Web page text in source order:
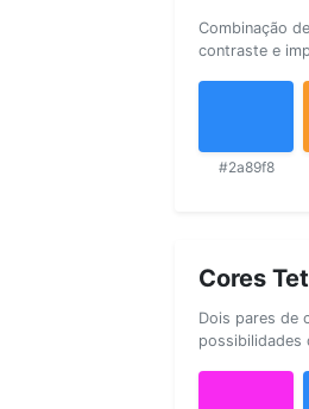
Combinação
contraste e
#2a89f8
Cores
Dois pares de
possibilidades